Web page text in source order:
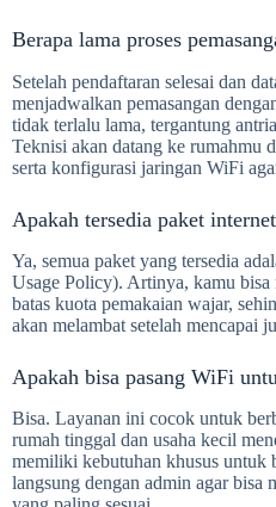
Berapa lama proses
Setelah pendaftaran selesai dan
menjadwalkan pemasangan
tidak terlalu lama, tergantung
Teknisi akan datang ke rumahmu
serta konfigurasi jaringan WiFi
Apakah tersedia paket
Ya, semua paket yang tersedia
Usage Policy). Artinya, kamu bisa
batas kuota pemakaian wajar,
akan melambat setelah mencapai
Apakah bisa pasang WiFi
Bisa. Layanan ini cocok untuk
rumah tinggal dan usaha kecil
memiliki kebutuhan khusus untuk
langsung dengan admin agar bisa